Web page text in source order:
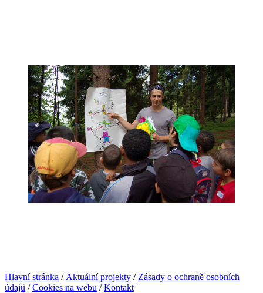
Hlavní stránka / Aktuální projekty / Zásady o ochraně osobních
údajů /Cookies na webu /Kontakt